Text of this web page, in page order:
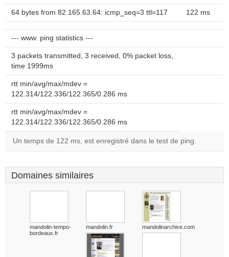
64 bytes from 82.165.63.64: icmp_seq=3 ttl=117 122 ms
--- www. ping statistics ---
3 packets transmitted, 3 received, 0% packet loss,
time 1999ms
rtt min/avg/max/mdev =
122.314/122.336/122.365/0.286 ms
rtt min/avg/max/mdev =
122.314/122.336/122.365/0.286 ms
Un temps de 122 ms, est enregistré dans le test de ping.
Domaines similaires
mandolin-tempo-
bordeaux.fr
mandolin.fr mandolinarchive.com